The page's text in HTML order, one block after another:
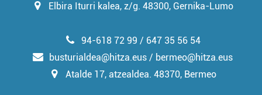
Elbira Iturri kalea, z/g. 48300, Gernika-Lumo
94-618 72 99 / 647 35 56 54
busturialdea@hitza.eus / bermeo@hitza.eus
Atalde 17, atzealdea. 48370, Bermeo